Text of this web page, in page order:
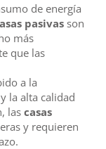
de energía
pasivas son
más
que las
a la
la alta calidad
lascasas
y requieren